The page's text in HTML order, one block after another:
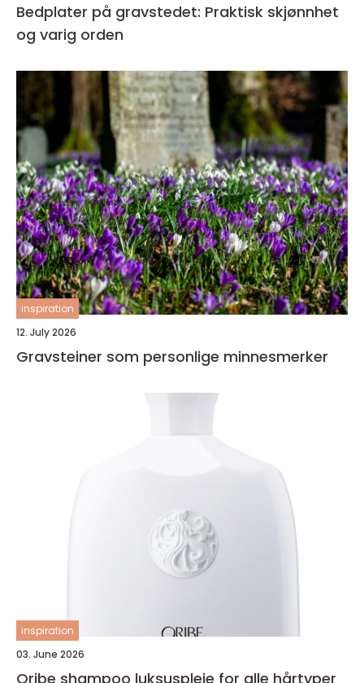
Bedplater på gravstedet: Praktisk skjønnhet
og varig orden
inspiration
12. July 2026
Gravsteiner som personlige minnesmerker
inspiration
03. June 2026
Oribe shampoo luksuspleie for alle hårtyper